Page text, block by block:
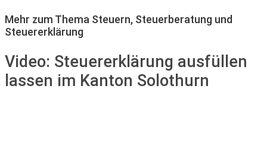
Mehr zum Thema Steuern, Steuerberatung und
Steuererklärung
Video: Steuererklärung ausfüllen
lassen im Kanton Solothurn